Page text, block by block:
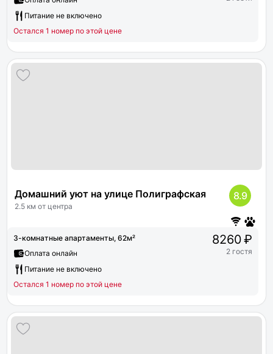
Питание не включено
Остался 1 номер по этой цене
Домашний уют на улице Полиграфская
2.5 км от центра
8.9
3-комнатные апартаменты, 62м²
Оплата онлайн
Питание не включено
Остался 1 номер по этой цене
8260 ₽
2 гостя